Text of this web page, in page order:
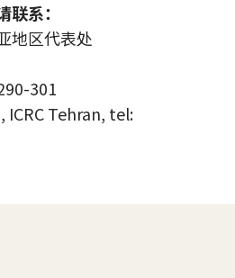
系：
地区代表处
301
Tehran, tel: